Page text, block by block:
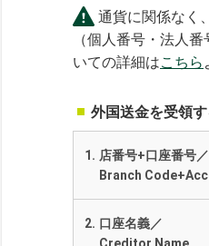
通貨に関係なく
（個人番号・法人
いての詳細はこちら
外国送金を受領
1. 店番号+口座番号／
Branch
2. 口座名義／